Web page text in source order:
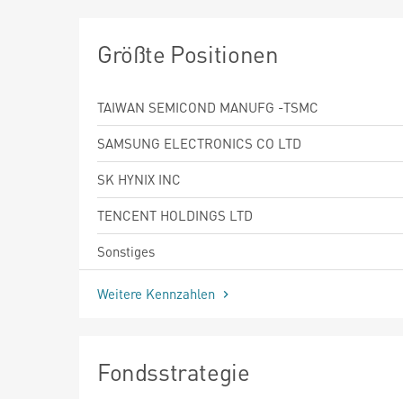
Größte Positionen
TAIWAN SEMICOND MANUFG -TSMC
SAMSUNG ELECTRONICS CO LTD
SK HYNIX INC
TENCENT HOLDINGS LTD
Sonstiges
Weitere Kennzahlen
Fondsstrategie